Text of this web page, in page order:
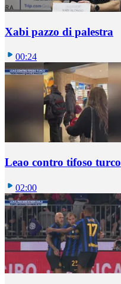
Xabi pazzo di palestra
00:24
Leao contro tifoso turco
02:00